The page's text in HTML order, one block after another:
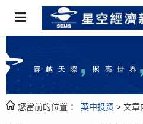
您當前的位置 ： 英中投资 > 文章